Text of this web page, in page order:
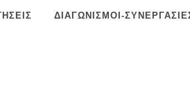
ΔΙΑΓΩΝΙΣΜΟΊ-